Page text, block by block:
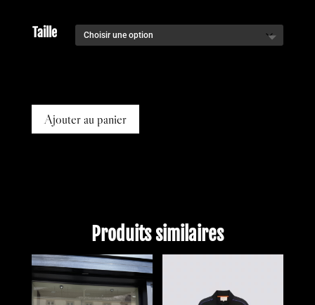
Taille
Ajouter au panier
Produits similaires
PROMO !